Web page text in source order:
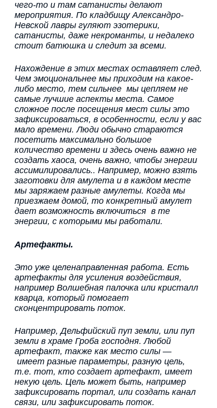
чего-то и там сатанисты делают
мероприятия. По кладбищу Александро-
Невской лавры гуляют эзотерики,
сатанисты, даже некроманты, и недалеко
стоит батюшка и следит за всеми.
Нахождение в этих местах оставляет след.
Чем эмоциональнее мы приходим на какое-
либо место, тем сильнее мы цепляем не
самые лучшие аспекты места. Самое
сложное после посещения мест силы это
зафиксироваться, в особенности, если у вас
мало времени. Люди обычно стараются
посетить максимально большое
количество времени и здесь очень важно не
создать хаоса, очень важно, чтобы энергии
ассимилировались.. Например, можно взять
заготовки для амулета и в каждом месте
мы заряжаем разные амулеты. Когда мы
приезжаем домой, то конкретный амулет
дает возможность включиться в те
энергии, с которыми мы работали.
Артефакты.
Это уже целенаправленная работа. Есть
артефакты для усиления воздействия,
например Волшебная палочка или кристалл
кварца, который помогает
сконцентрировать поток.
Например, Дельфийский пуп земли, или пуп
земли в храме Гроба господня. Любой
артефакт, также как место силы —
имеет разные параметры, разную цель,
т.е. тот, кто создает артефакт, имеет
некую цель. Цель может быть, например
зафиксировать портал, или создать канал
связи, или зафиксировать поток.